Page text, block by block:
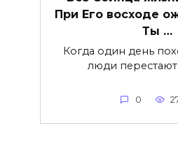
При Его восходе
Ты …
Когда один день
люди перестают
0